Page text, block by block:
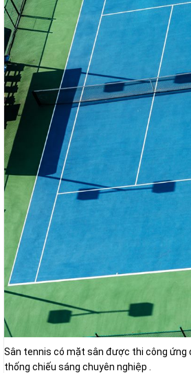
Sân tennis có mặt sân được thi công ứng
thống chiếu sáng chuyên nghiệp .